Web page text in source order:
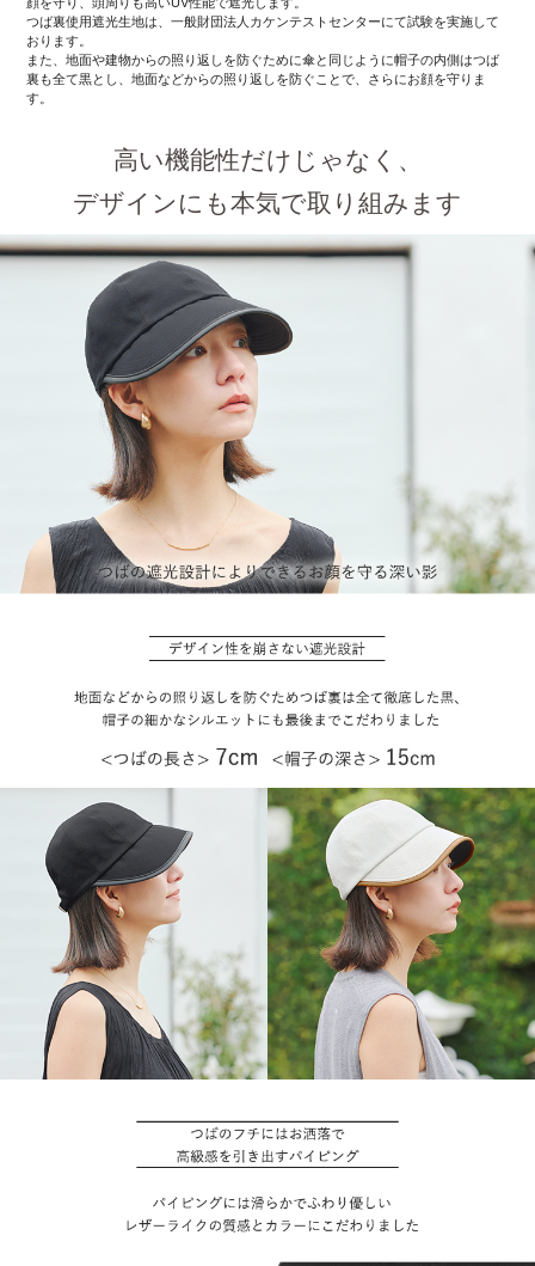
つば裏使用遮光生地は、一般財団法人カケンテストセンターにて試験を実施して
おります。
また、地面や建物からの照り返しを防ぐために傘と同じように帽子の内側はつば
裏も全て黒とし、地面などからの照り返しを防ぐことで、さらにお顔を守りま
す。
高い機能性だけじゃなく、
デザインにも本気で取り組みます